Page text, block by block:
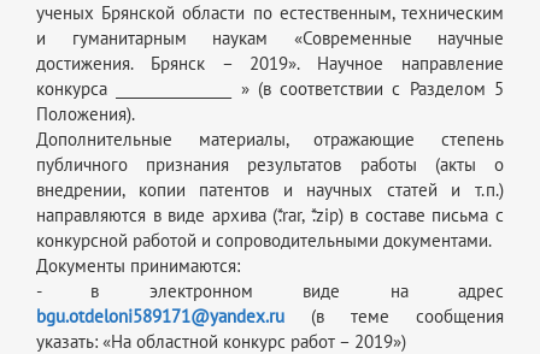
ученых Брянской области по естественным, техническим
и гуманитарным наукам «Современные научные
достижения. Брянск – 2019». Научное направление
конкурса ________________ » (в соответствии с Разделом 5
Положения).
Дополнительные материалы, отражающие степень
публичного признания результатов работы (акты о
внедрении, копии патентов и научных статей и т.п.)
направляются в виде архива (*.rar, *.zip) в составе письма с
конкурсной работой и сопроводительными документами.
Документы принимаются:
- в электронном виде на адрес
bgu.otdeloni589171@yandex.ru (в теме сообщения
указать: «На областной конкурс работ – 2019»)